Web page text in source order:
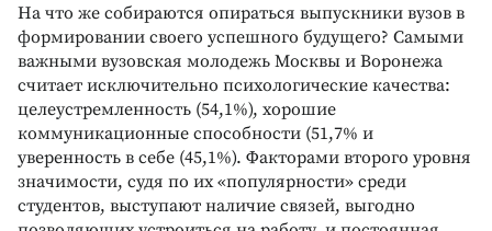
На что же собираются опираться выпускники вузов в
формировании своего успешного будущего? Самыми
важными вузовская молодежь Москвы и Воронежа
считает исключительно психологические качества:
целеустремленность (54,1%), хорошие
коммуникационные способности (51,7% и
уверенность в себе (45,1%). Факторами второго уровня
значимости, судя по их «популярности» среди
студентов, выступают наличие связей, выгодно